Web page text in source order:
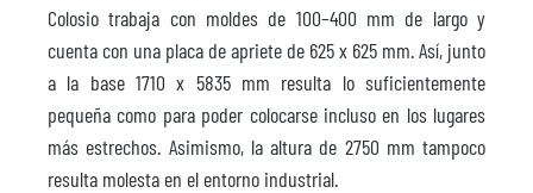
Colosio trabaja con moldes de 100–400 mm de largo y
cuenta con una placa de apriete de 625 x 625 mm. Así, junto
a la base 1710 x 5835 mm resulta lo suficientemente
pequeña como para poder colocarse incluso en los lugares
más estrechos. Asimismo, la altura de 2750 mm tampoco
resulta molesta en el entorno industrial.